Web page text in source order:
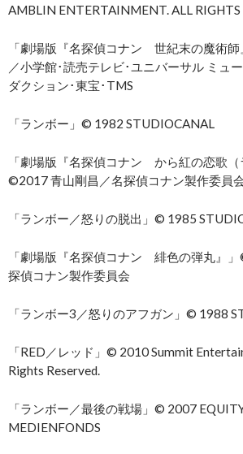
AMBLIN ENTERTAINMENT. ALL RIGHTS
「劇場版『名探偵コナン 世紀末の魔術
／小学館･読売テレビ･ユニバーサル ミュ
ダクション･東宝･TMS
「ランボー」© 1982 STUDIOCANAL
「劇場版『名探偵コナン から紅の恋歌（
©2017 青山剛昌／名探偵コナン製作委員
「ランボー／怒りの脱出」© 1985
「劇場版『名探偵コナン 緋色の弾丸』
探偵コナン製作委員会
「ランボー3／怒りのアフガン」© 1988
「RED／レッド」© 2010 Summit
Rights Reserved.
「ランボー／最後の戦場」© 2007
MEDIENFONDS